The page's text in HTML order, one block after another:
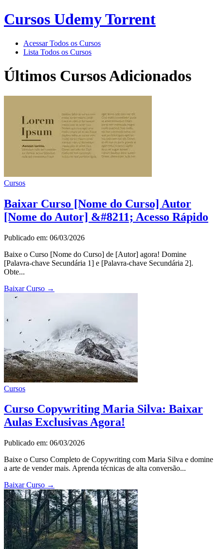
Cursos Udemy Torrent
Acessar Todos os Cursos
Lista Todos os Cursos
Últimos Cursos Adicionados
Cursos
Baixar Curso [Nome do Curso] Autor
[Nome do Autor] &#8211; Acesso Rápido
Publicado em: 06/03/2026
Baixe o Curso [Nome do Curso] de [Autor] agora! Domine
[Palavra-chave Secundária 1] e [Palavra-chave Secundária 2].
Obte...
Baixar Curso →
Cursos
Curso Copywriting Maria Silva: Baixar
Aulas Exclusivas Agora!
Publicado em: 06/03/2026
Baixe o Curso Completo de Copywriting com Maria Silva e domine
a arte de vender mais. Aprenda técnicas de alta conversão...
Baixar Curso →